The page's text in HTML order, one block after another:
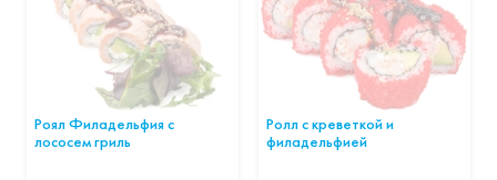
Роял Филадельфия с
лососем гриль
Ролл с креветкой и
филадельфией